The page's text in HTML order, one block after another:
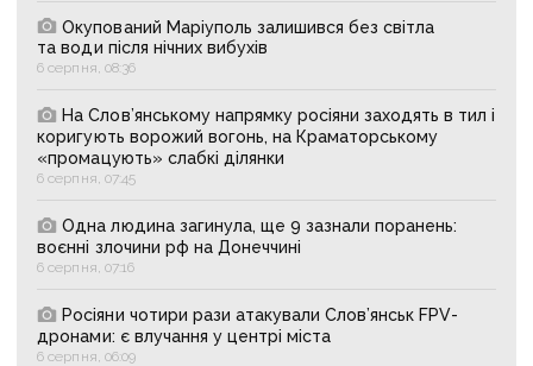
Окупований Маріуполь залишився без світла
та води після нічних вибухів
6 серпня, 08:36
На Слов’янському напрямку росіяни заходять в тил і
коригують ворожий вогонь, на Краматорському
«промацують» слабкі ділянки
6 серпня, 07:45
Одна людина загинула, ще 9 зазнали поранень:
воєнні злочини рф на Донеччині
6 серпня, 07:16
Росіяни чотири рази атакували Слов’янськ FPV-
дронами: є влучання у центрі міста
6 серпня, 06:09